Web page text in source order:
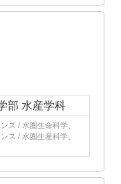
部 水産学科
ス / 水圏生命科学、
ス / 水圏生産科学、